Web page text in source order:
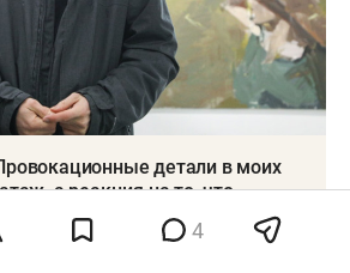
детали в моих
а реакция на то, что
4